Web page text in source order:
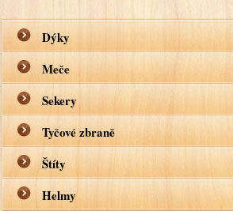
Dýky
Meče
Sekery
Tyčové zbraně
Štíty
Helmy